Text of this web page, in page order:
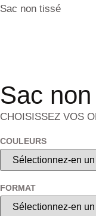
Sac non tissé
Sac
CHOISISSEZ VOS
COULEURS
FORMAT